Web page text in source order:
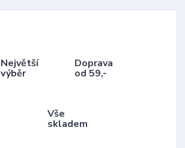
Největší
výběr
Doprava
od 59,-
Vše
skladem